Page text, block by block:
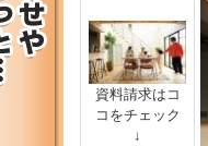
資料請求はコ
コをチェック
↓